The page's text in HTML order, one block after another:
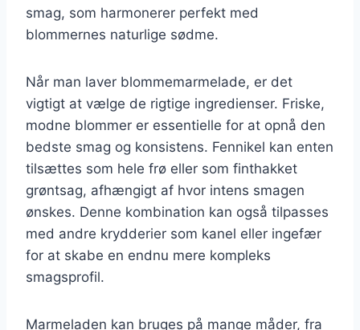
smag, som harmonerer perfekt med
blommernes naturlige sødme.
Når man laver blommemarmelade, er det
vigtigt at vælge de rigtige ingredienser. Friske,
modne blommer er essentielle for at opnå den
bedste smag og konsistens. Fennikel kan enten
tilsættes som hele frø eller som finthakket
grøntsag, afhængigt af hvor intens smagen
ønskes. Denne kombination kan også tilpasses
med andre krydderier som kanel eller ingefær
for at skabe en endnu mere kompleks
smagsprofil.
Marmeladen kan bruges på mange måder, fra